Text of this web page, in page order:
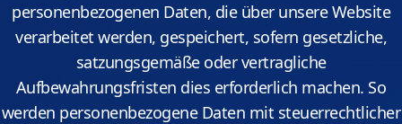
personenbezogenen Daten, die über unsere Website
verarbeitet werden, gespeichert, sofern gesetzliche,
satzungsgemäße oder vertragliche
Aufbewahrungsfristen dies erforderlich machen. So
werden personenbezogene Daten mit steuerrechtlicher